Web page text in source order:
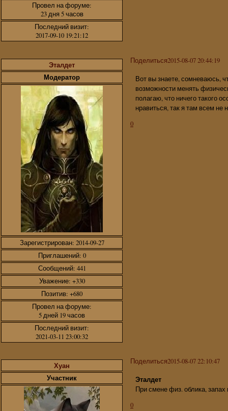
Провел на форуме:
23 дня 5 часов
Последний визит:
2017-09-10 19:21:12
Поделиться2015-08-07 20:44:19
Эталдет
Модератор
Зарегистрирован: 2014-09-27
Приглашений: 0
Сообщений: 441
Уважение: +330
Позитив: +680
Провел на форуме:
5 дней 19 часов
Последний визит:
2021-03-11 23:00:32
Вот вы знаете, сомневаюсь,
возможности менять
полагаю, что ничего такого
нравиться, так я там всем не
0
Поделиться2015-08-07 22:10:47
Хуан
Участник
Эталдет
При смене физ. облика, запах
0